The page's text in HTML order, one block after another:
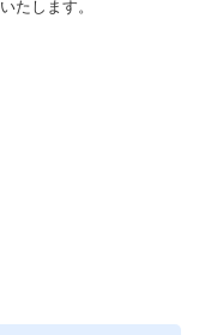
たします。